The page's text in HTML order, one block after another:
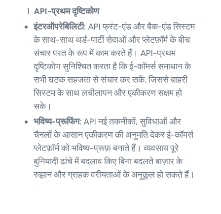
API-प्रथम दृष्टिकोण
इंटरऑपरेबिलिटी: API फ्रंट-एंड और बैक-एंड सिस्टम
के साथ-साथ थर्ड-पार्टी सेवाओं और प्लेटफ़ॉर्म के बीच
संचार परत के रूप में काम करते हैं। API-प्रथम
दृष्टिकोण सुनिश्चित करता है कि ई-कॉमर्स समाधान के
सभी घटक सहजता से संचार कर सकें, जिससे बाहरी
सिस्टम के साथ लचीलापन और एकीकरण सक्षम हो
सके।
भविष्य-प्रूफिंग: API नई तकनीकों, सुविधाओं और
चैनलों के आसान एकीकरण की अनुमति देकर ई-कॉमर्स
प्लेटफ़ॉर्म को भविष्य-प्रूफ़ बनाते हैं। व्यवसाय पूरे
बुनियादी ढांचे में बदलाव किए बिना बदलते बाज़ार के
रुझान और ग्राहक वरीयताओं के अनुकूल हो सकते हैं।